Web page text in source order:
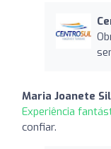
Maria Joanete
Experiência
confiar.